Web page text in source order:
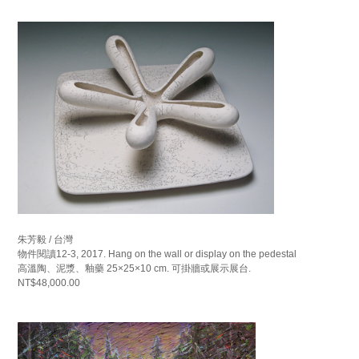
朱芳毅 / 台灣
物件閱讀12-3, 2017. Hang on the wall or display on the pedestal
高溫陶、泥漿、釉藥 25×25×10 cm. 可掛牆或展示展台.
NT$48,000.00